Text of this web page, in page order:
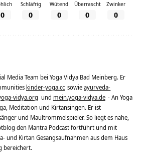
0
Schläfrig
0
Wütend
0
Überrascht
0
Zwinker
0
Media Team bei Yoga Vidya Bad Meinberg. Er
kinder-yoga.cc sowieayurveda-
vidya.org und mein.yoga-vidya.de - An Yoga
Meditation und Kirtansingen. Er ist
und Maultrommelspieler. So liegt es nahe,
den Mantra Podcast fortführt und mit
und Kirtan Gesangsaufnahmen aus dem Haus
bereichert.